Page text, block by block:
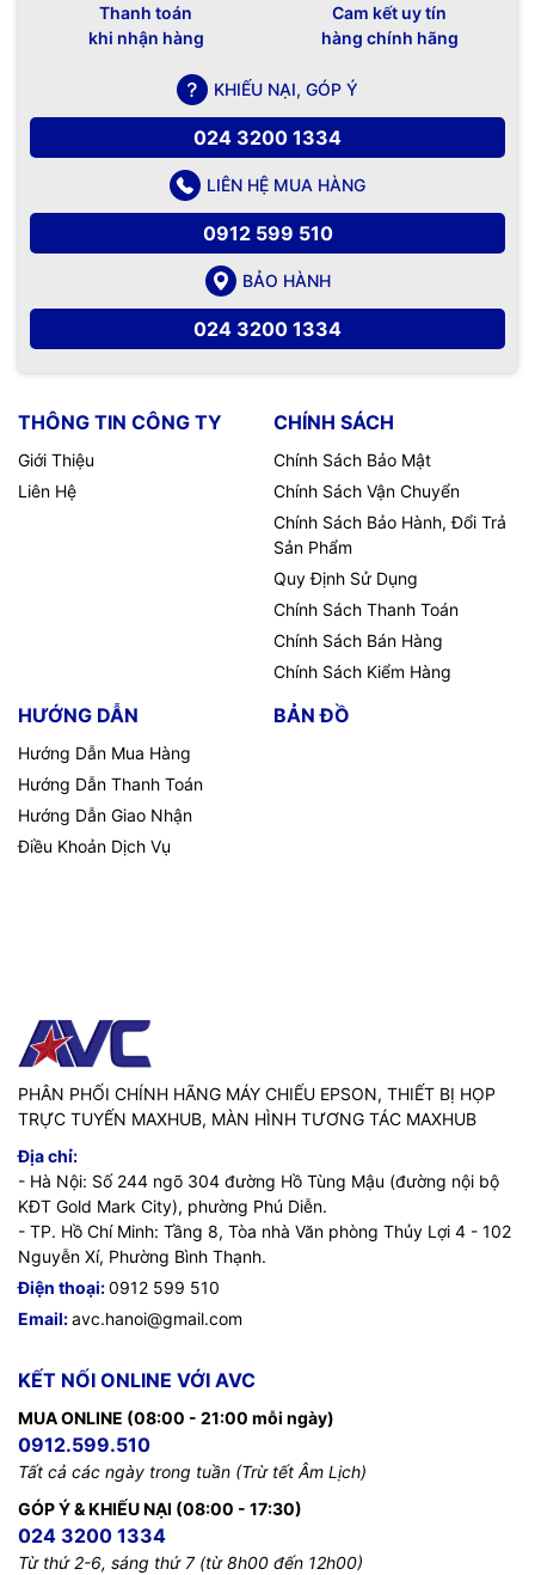
Hình ảnh thực tế màn chiếu Màn chiếu khung Fixed Frame
cho máy chiếu gần và siêu gần
Hình ảnh thực tế màn chiếu Màn chiếu khung Fixed Frame
cho máy chiếu gần và siêu gần
Liên hệ ngay với chúng tôi để được tư vấn rõ hơn về
Hotline / Zalo: 091 259 9510 / 024 32001 334
Email:avc.hanoi@gmail.com
Website:AVC.vn
Thanh toán
khi nhận hàng
Cam kết uy tín
hàng chính hãng
KHIẾU NẠI, GÓP Ý
024 3200 1334
LIÊN HỆ MUA HÀNG
0912 599 510
BẢO HÀNH
024 3200 1334
THÔNG TIN CÔNG TY
Giới Thiệu
Liên Hệ
CHÍNH SÁCH
Chính Sách Bảo Mật
Chính Sách Vận Chuyển
Chính Sách Bảo Hành, Đổi Trả
Sản Phẩm
Quy Định Sử Dụng
Chính Sách Thanh Toán
Chính Sách Bán Hàng
Chính Sách Kiểm Hàng
HƯỚNG DẪN
Hướng Dẫn Mua Hàng
Hướng Dẫn Thanh Toán
Hướng Dẫn Giao Nhận
Điều Khoản Dịch Vụ
BẢN ĐỒ
PHÂN PHỐI CHÍNH HÃNG MÁY CHIẾU EPSON, THIẾT BỊ HỌP
TRỰC TUYẾN MAXHUB, MÀN HÌNH TƯƠNG TÁC MAXHUB
Địa chỉ:
- Hà Nội: Số 244 ngõ 304 đường Hồ Tùng Mậu (đường nội bộ
KĐT Gold Mark City), phường Phú Diễn.
- TP. Hồ Chí Minh: Tầng 8, Tòa nhà Văn phòng Thủy Lợi 4 - 102
Nguyễn Xí, Phường Bình Thạnh.
Điện thoại:0912 599 510
Email:avc.hanoi@gmail.com
KẾT NỐI ONLINE VỚI AVC
MUA ONLINE (08:00 - 21:00 mỗi ngày)
0912.599.510
Tất cả các ngày trong tuần (Trừ tết Âm Lịch)
GÓP Ý & KHIẾU NẠI (08:00 - 17:30)
024 3200 1334
Từ thứ 2-6, sáng thứ 7 (từ 8h00 đến 12h00)